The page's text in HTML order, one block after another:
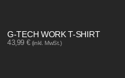
G-TECH WORK T-SHIRT
43,99 € (inkl. MwSt.)